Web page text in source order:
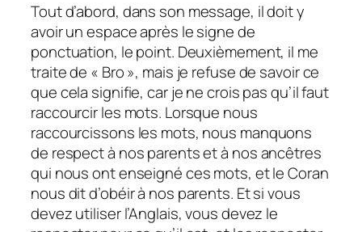
Tout d’abord, dans son message, il doit y
avoir un espace après le signe de
ponctuation, le point. Deuxièmement, il me
traite de « Bro », mais je refuse de savoir ce
que cela signifie, car je ne crois pas qu’il faut
raccourcir les mots. Lorsque nous
raccourcissons les mots, nous manquons
de respect à nos parents et à nos ancêtres
qui nous ont enseigné ces mots, et le Coran
nous dit d’obéir à nos parents. Et si vous
devez utiliser l’Anglais, vous devez le